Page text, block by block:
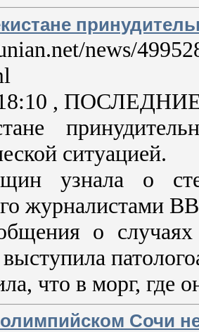
news/
18:10 ,
ситуацией.
узнала о
журналистами
о случаях
выступила
что в морг, где
Сочи